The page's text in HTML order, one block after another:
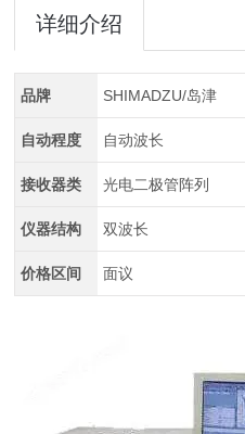
详细介绍
品牌 SHIMADZU/岛津
自动程度 自动波长
接收器类 光电二极管阵列
仪器结构 双波长
价格区间 面议